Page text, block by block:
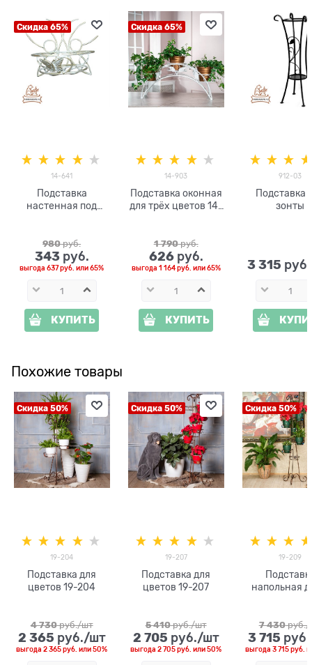
Скидка 65%
14-641
Подставка
настенная под
980 руб.
343 руб.
выгода637 руб. или65%
КУПИТЬ
Скидка 65%
14-903
Подставка оконная
для трёх цветов 14-
1 790 руб.
626 руб.
выгода 1 164 руб. или65%
КУПИТЬ
912-03
Подставка
зонты
3 315
Похожие товары
Скидка 50%
19-204
Подставка для
цветов 19-204
4 730 руб./шт
2 365 руб./шт
выгода2 365 руб. или50%
Скидка 50%
19-207
Подставка для
цветов 19-207
5 410 руб./шт
2 705 руб./шт
выгода2 705 руб. или50%
Скидка 50%
19-209
напольная
7 430 руб./
3 715
выгода3 715 руб.